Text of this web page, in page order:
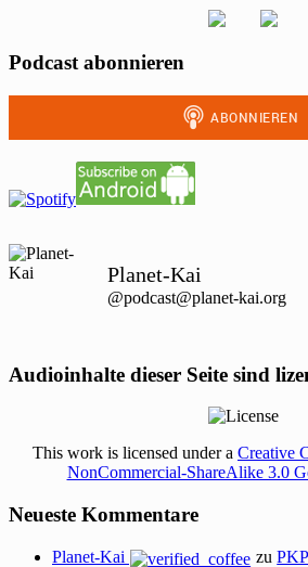
Podcast abonnieren
Planet-Kai
@podcast@planet-kai.org
Audioinhalte dieser Seite sind
This work is licensed under a Creative
NonCommercial-ShareAlike 3.0
Neueste Kommentare
Planet-Kai zu